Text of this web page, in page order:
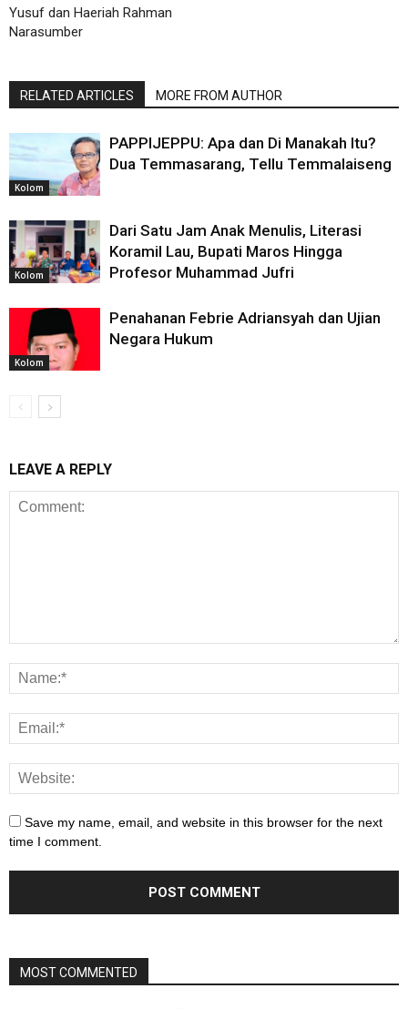
Yusuf dan Haeriah Rahman
Narasumber
RELATED ARTICLES MORE FROM AUTHOR
Kolom
PAPPIJEPPU: Apa dan Di Manakah Itu?
Dua Temmasarang, Tellu Temmalaiseng
Kolom
Dari Satu Jam Anak Menulis, Literasi
Koramil Lau, Bupati Maros Hingga
Profesor Muhammad Jufri
Kolom
Penahanan Febrie Adriansyah dan Ujian
Negara Hukum
LEAVE A REPLY
Save my name, email, and website in this browser for the next
time I comment.
MOST COMMENTED